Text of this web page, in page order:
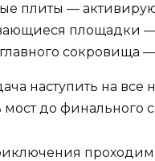
плиты —
площадки —
сокровища
наступить на
мост до финального